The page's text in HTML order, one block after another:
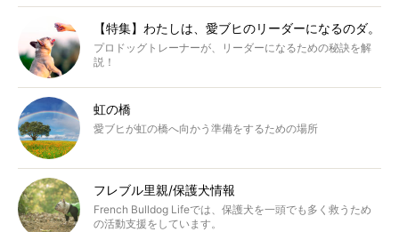
【特集】わたしは、愛ブヒのリーダーになるのダ。
プロドッグトレーナーが、リーダーになるための秘訣を解
説！
虹の橋
愛ブヒが虹の橋へ向かう準備をするための場所
フレブル里親/保護犬情報
French Bulldog Lifeでは、保護犬を一頭でも多く救うため
の活動支援をしています。